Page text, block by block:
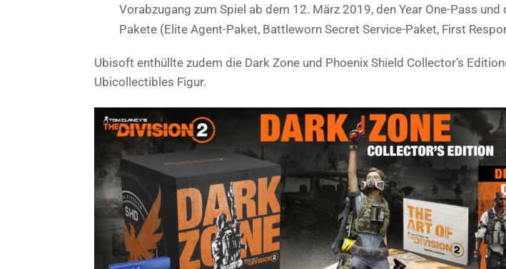
Vorabzugang zum Spiel ab dem 12. März 2019, den Year One-Pass
Pakete (Elite Agent-Paket, Battleworn Secret Service-Paket, First
Ubisoft enthüllte zudem die Dark Zone und Phoenix Shield Collector’s
Ubicollectibles Figur.